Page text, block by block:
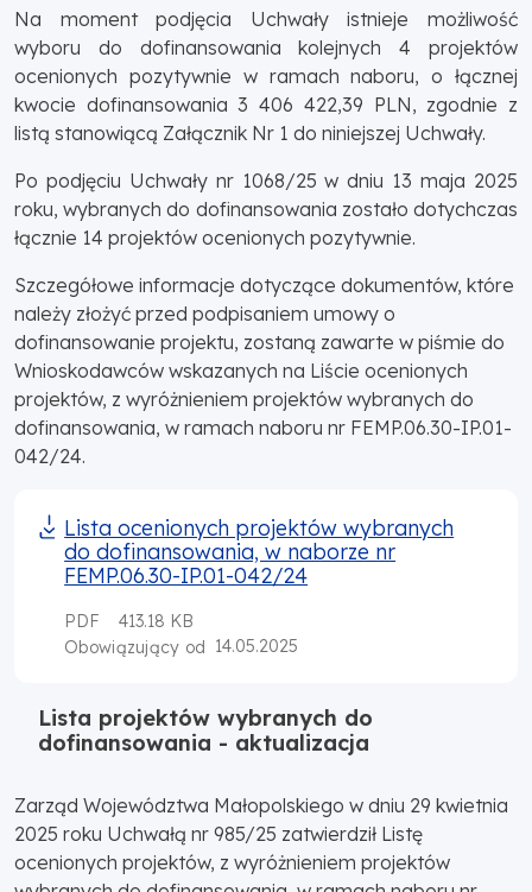
Na moment podjęcia Uchwały istnieje możliwość
wyboru do dofinansowania kolejnych 4 projektów
ocenionych pozytywnie w ramach naboru, o łącznej
kwocie dofinansowania 3 406 422,39 PLN, zgodnie z
listą stanowiącą Załącznik Nr 1 do niniejszej Uchwały.
Po podjęciu Uchwały nr 1068/25 w dniu 13 maja 2025
roku, wybranych do dofinansowania zostało dotychczas
łącznie 14 projektów ocenionych pozytywnie.
Szczegółowe informacje dotyczące dokumentów, które
należy złożyć przed podpisaniem umowy o
dofinansowanie projektu, zostaną zawarte w piśmie do
Wnioskodawców wskazanych na Liście ocenionych
projektów, z wyróżnieniem projektów wybranych do
dofinansowania, w ramach naboru nr FEMP.06.30-IP.01-
042/24.
Lista ocenionych projektów wybranych
do dofinansowania, w naborze nr
FEMP.06.30-IP.01-042/24
PDF
413.18 KB
Obowiązujący od 14.05.2025
Lista projektów wybranych do
dofinansowania - aktualizacja
Zarząd Województwa Małopolskiego w dniu 29 kwietnia
2025 roku Uchwałą nr 985/25 zatwierdził Listę
ocenionych projektów, z wyróżnieniem projektów